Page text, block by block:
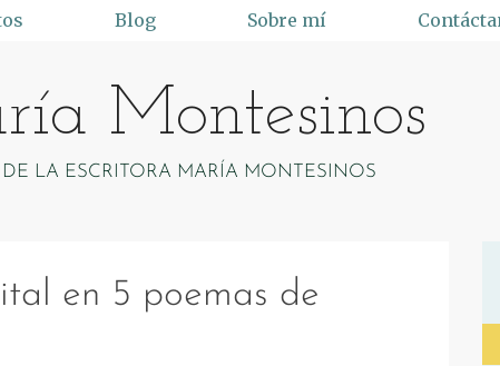
Blog Sobre mí
Montesinos
DE LA ESCRITORA MARÍA MONTESINOS
en 5 poemas de